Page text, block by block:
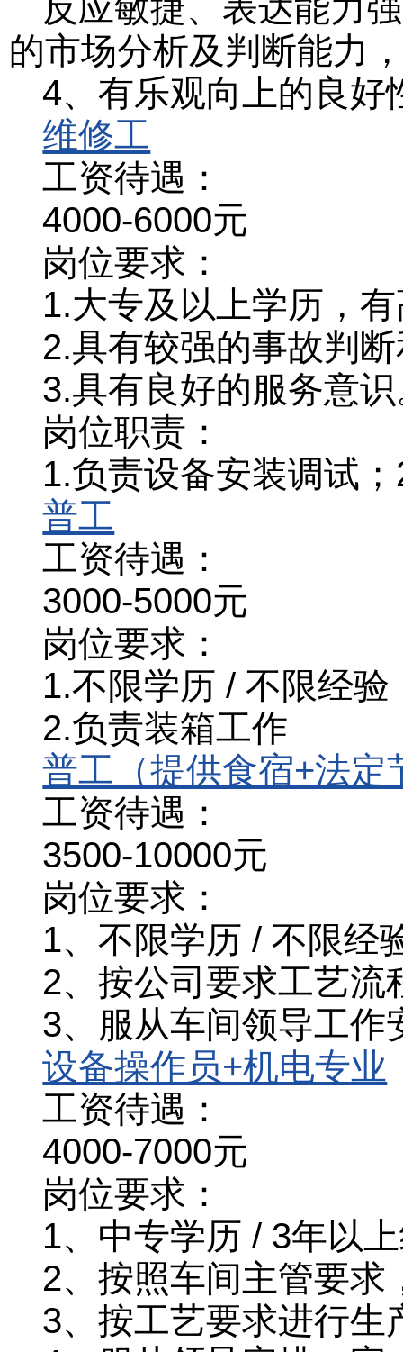
的市场分析及判断能力
4、有乐观向上的良好
维修工
工资待遇：
4000-6000元
岗位要求：
1.大专及以上学历，
2.具有较强的事故判
3.具有良好的服务意
岗位职责：
1.负责设备安装调试
普工
工资待遇：
3000-5000元
岗位要求：
1.不限学历 / 不限经验
2.负责装箱工作
普工（提供食宿+法定
工资待遇：
3500-10000元
岗位要求：
1、不限学历 / 不限经
2、按公司要求工艺流
3、服从车间领导工作
设备操作员+机电专业
工资待遇：
4000-7000元
岗位要求：
1、中专学历 / 3年以
2、按照车间主管要
3、按工艺要求进行生